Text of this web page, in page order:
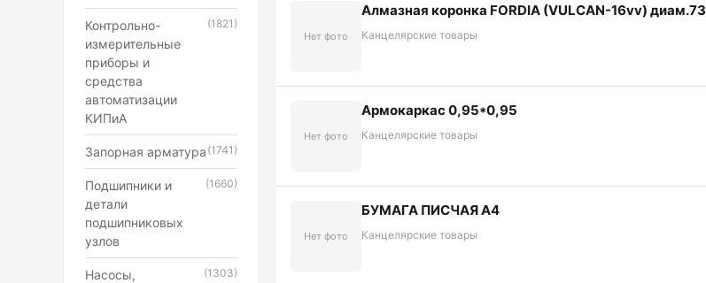
Контрольно-
измерительные
приборы и
средства
автоматизации
КИПиА
(1821)
Запорная арматура (1741)
Подшипники и
детали
подшипниковых
узлов
(1660)
Насосы,
(1303)
Нет фото
Алмазная коронка FORDIA (VULCAN-16vv) диам.73
Канцелярские товары
Нет фото
Армокаркас 0,95*0,95
Канцелярские товары
Нет фото
БУМАГА ПИСЧАЯ А4
Канцелярские товары